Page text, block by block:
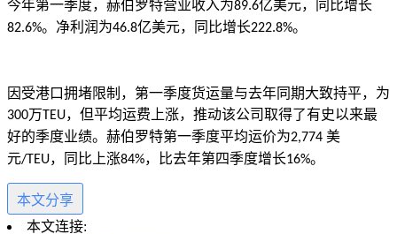
今年第一季度，赫伯罗特营业收入为89.6亿美元，同比增长
82.6%。净利润为46.8亿美元，同比增长222.8%。
因受港口拥堵限制，第一季度货运量与去年同期大致持平，为
300万TEU，但平均运费上涨，推动该公司取得了有史以来最
好的季度业绩。赫伯罗特第一季度平均运价为2,774 美
元/TEU，同比上涨84%，比去年第四季度增长16%。
本文分享
本文连接: